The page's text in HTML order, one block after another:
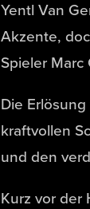
Yentl Van
Akzente,
Spieler Marc
Die
kraftvollen
und den
Kurz vor der